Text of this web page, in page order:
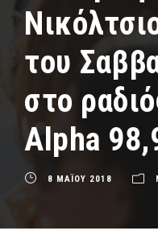
του
στο
Alpha
8 ΜΑΪΟΥ 2018